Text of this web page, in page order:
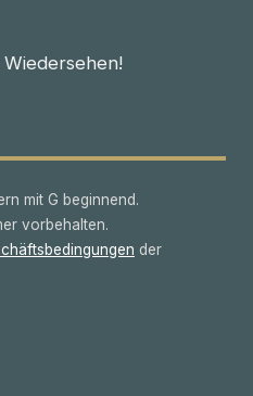
mit G beginnend.
vorbehalten.
der